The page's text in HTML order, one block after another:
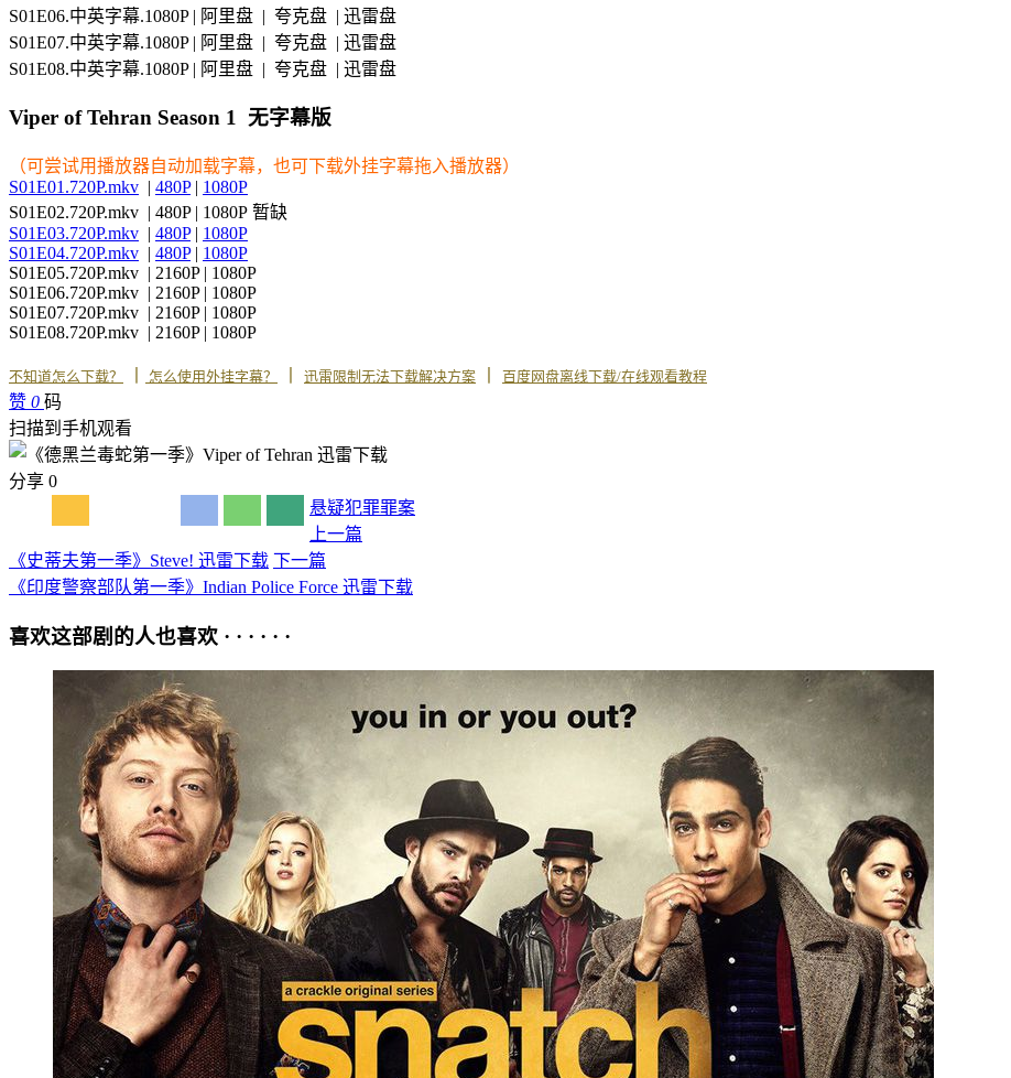
S01E06.中英字幕.1080P | 阿里盘 | 夸克盘 | 迅雷盘
S01E07.中英字幕.1080P | 阿里盘 | 夸克盘 | 迅雷盘
S01E08.中英字幕.1080P | 阿里盘 | 夸克盘 | 迅雷盘
Viper of Tehran Season 1 无字幕版
（可尝试用播放器自动加载字幕，也可下载外挂字幕拖入播放器）
S01E01.720P.mkv | 480P| 1080P
S01E02.720P.mkv | 480P | 1080P 暂缺
S01E03.720P.mkv | 480P| 1080P
S01E04.720P.mkv | 480P| 1080P
S01E05.720P.mkv | 2160P | 1080P
S01E06.720P.mkv | 2160P | 1080P
S01E07.720P.mkv | 2160P | 1080P
S01E08.720P.mkv | 2160P | 1080P
不知道怎么下载？ 怎么使用外挂字幕？ 迅雷限制无法下载解决方案 百度网盘离线下载/在线观看教程
赞 0 码
扫描到手机观看
分享 0
悬疑犯罪罪案
上一篇
《史蒂夫第一季》Steve! 迅雷下载 下一篇
《印度警察部队第一季》Indian Police Force 迅雷下载
喜欢这部剧的人也喜欢 · · · · · ·